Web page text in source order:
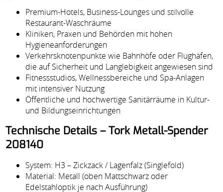
Premium-Hotels, Business-Lounges und stilvolle
Restaurant-Waschräume
Kliniken, Praxen und Behörden mit hohen
Hygieneanforderungen
Verkehrsknotenpunkte wie Bahnhöfe oder Flughäfen,
die auf Sicherheit und Langlebigkeit angewiesen sind
Fitnessstudios, Wellnessbereiche und Spa-Anlagen
mit intensiver Nutzung
Öffentliche und hochwertige Sanitärräume in Kultur-
und Bildungseinrichtungen
Technische Details – Tork Metall-Spender
208140
System: H3 – Zickzack / Lagenfalz (Singlefold)
Material: Metall (oben Mattschwarz oder
Edelstahloptik je nach Ausführung)